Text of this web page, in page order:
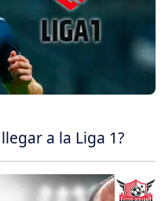
a la Liga 1?